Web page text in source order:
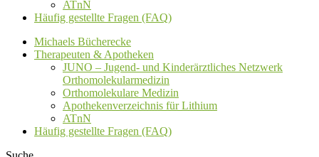
ATnN
Häufig gestellte Fragen (FAQ)
Michaels Bücherecke
Therapeuten & Apotheken
JUNO – Jugend- und Kinderärztliches Netzwerk
Orthomolekularmedizin
Orthomolekulare Medizin
Apothekenverzeichnis für Lithium
ATnN
Häufig gestellte Fragen (FAQ)